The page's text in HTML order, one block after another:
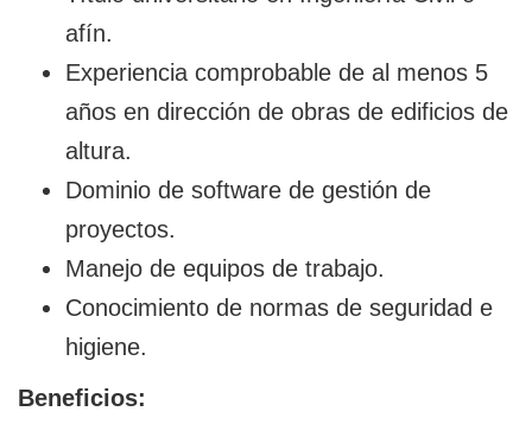
afín.
Experiencia comprobable de al menos 5
años en dirección de obras de edificios de
altura.
Dominio de software de gestión de
proyectos.
Manejo de equipos de trabajo.
Conocimiento de normas de seguridad e
higiene.
Beneficios: